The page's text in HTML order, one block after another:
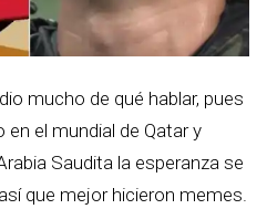
dio mucho de qué hablar, pues
el mundial de Qatar y
Saudita la esperanza se
que mejor hicieron memes.